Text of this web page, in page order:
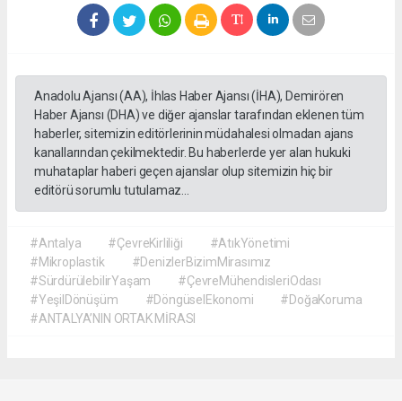
Anadolu Ajansı (AA), İhlas Haber Ajansı (İHA), Demirören
Haber Ajansı (DHA) ve diğer ajanslar tarafından eklenen tüm
haberler, sitemizin editörlerinin müdahalesi olmadan ajans
kanallarından çekilmektedir. Bu haberlerde yer alan hukuki
muhataplar haberi geçen ajanslar olup sitemizin hiç bir
editörü sorumlu tutulamaz...
#Antalya #ÇevreKirliliği
#AtıkYönetimi
#Mikroplastik
#DenizlerBizimMirasımız
#SürdürülebilirYaşam
#ÇevreMühendisleriOdası
#YeşilDönüşüm
#DöngüselEkonomi
#DoğaKoruma
#ANTALYA’NIN ORTAK MİRASI